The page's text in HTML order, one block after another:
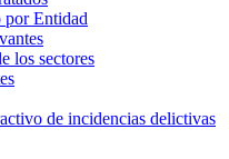
Entidad
los sectores
de incidencias delictivas